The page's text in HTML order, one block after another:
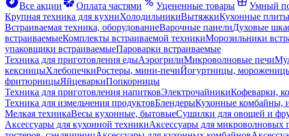
Все акции
Оплата частями Уцененные товары Умный
Крупная техника для кухниХолодильникиВытяжкиКухонные плиты
Встраиваемая техника, оборудованиеВарочные панелиДуховые
встраиваемыеКомплекты встраиваемой техникиМорозильники
упаковщики встраиваемыеПароварки встраиваемые
Техника для приготовления едыАэрогрилиМикроволновые печи
кексницыХлебопечкиРостеры, мини-печиЙогуртницы,
фритюрницыЯйцеваркиПопкорницы
Техника для приготовления напитковЭлектрочайникиКофеварки,
Техника для измельчения продуктовБлендерыКухонные комбайны,
Мелкая техникаВесы кухонные, бытовыеСушилки для овощей и
Аксессуары для кухонной техникиАксессуары для микроволновых